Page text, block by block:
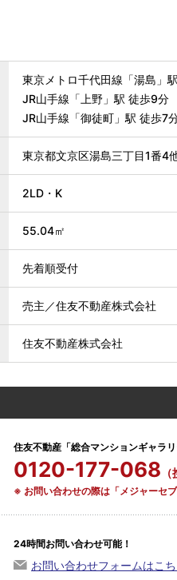
東京メトロ千代田線「湯島」
JR山手線「上野」駅 徒歩9分
JR山手線「御徒町」駅 徒歩7
東京都文京区湯島三丁目1番4
2LD・K
55.04㎡
先着順受付
売主／住友不動産株式会社
住友不動産株式会社
住友不動産「総合マンションギャラリ
0120-177-068
※ お問い合わせの際は「メジャーセ
24時間お問い合わせ可能！
お問い合わせフォームはこち